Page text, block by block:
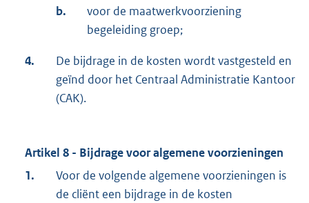
b.
voor de maatwerkvoorziening
begeleiding groep;
4.
De bijdrage in de kosten wordt vastgesteld en
geïnd door het Centraal Administratie Kantoor
(CAK).
Artikel 8 - Bijdrage voor algemene voorzieningen
1.
Voor de volgende algemene voorzieningen is
de cliënt een bijdrage in de kosten